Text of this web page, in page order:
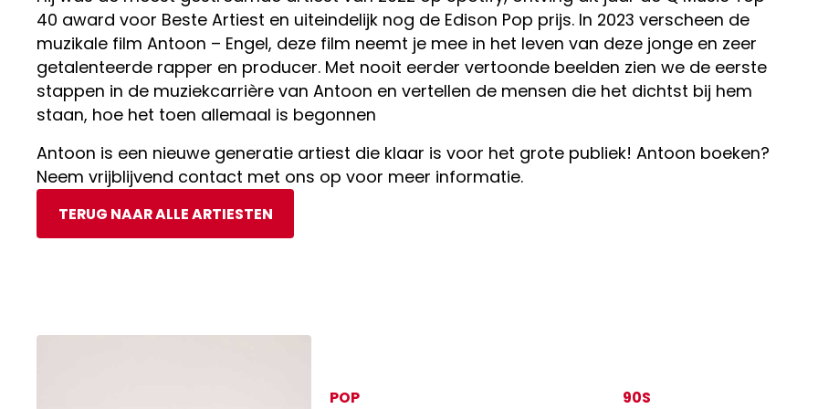
40 award voor Beste Artiest en uiteindelijk nog de Edison Pop prijs. In 2023 verscheen de
muzikale film Antoon – Engel, deze film neemt je mee in het leven van deze jonge en zeer
getalenteerde rapper en producer. Met nooit eerder vertoonde beelden zien we de eerste
stappen in de muziekcarrière van Antoon en vertellen de mensen die het dichtst bij hem
staan, hoe het toen allemaal is begonnen
Antoon is een nieuwe generatie artiest die klaar is voor het grote publiek! Antoon boeken?
Neem vrijblijvend contact met ons op voor meer informatie.
TERUG NAAR ALLE ARTIESTEN
POP 90S